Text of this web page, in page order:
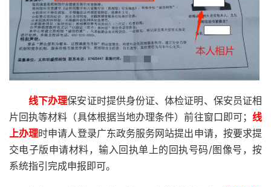
线下办理保安证时提供身份证、体检证明、保安员证相
片回执等材料（具体根据当地办理条件）前往窗口即可； 线
上办理时申请人登录广东政务服务网站提出申请，按要求提
交电子版申请材料，输入回执单上的回执号码/图像号，按
系统指引完成申报即可。